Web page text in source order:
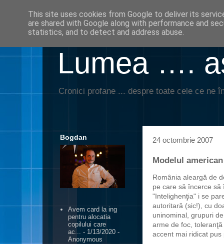
Lumea ….
Cronici profane ... despre toate cele ce ne
24 octombrie 2007
Modelul american
România aleargă de
pe care să încerce să
"Intelighenţia" i se
autoritară (sic!), cu
uninominal, grupuri
arme de foc,
accent mai ridicat pus
Bogdan
Avem card la ing
pentru alocatia
copilului care
ac... - 1/13/2020 -
Anonymous
This site uses cookies from Google to deliver its
are shared with Google along with performance and
statistics, and to detect and address abuse.